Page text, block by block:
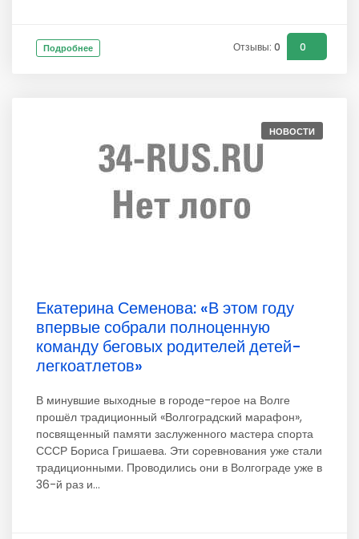
Подробнее Отзывы: 0 0
НОВОСТИ
Екатерина Семенова: «В этом году
впервые собрали полноценную
команду беговых родителей детей-
легкоатлетов»
В минувшие выходные в городе-герое на Волге
прошёл традиционный «Волгоградский марафон»,
посвященный памяти заслуженного мастера спорта
СССР Бориса Гришаева. Эти соревнования уже стали
традиционными. Проводились они в Волгограде уже в
36-й раз и...